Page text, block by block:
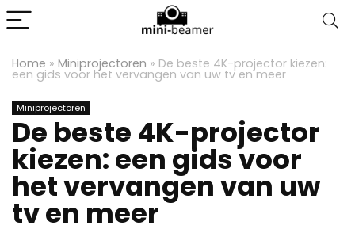
Home » Miniprojectoren » De beste 4K-projector kiezen:
een gids voor het vervangen van uw tv en meer
Miniprojectoren
De beste 4K-projector
kiezen: een gids voor
het vervangen van uw
tv en meer